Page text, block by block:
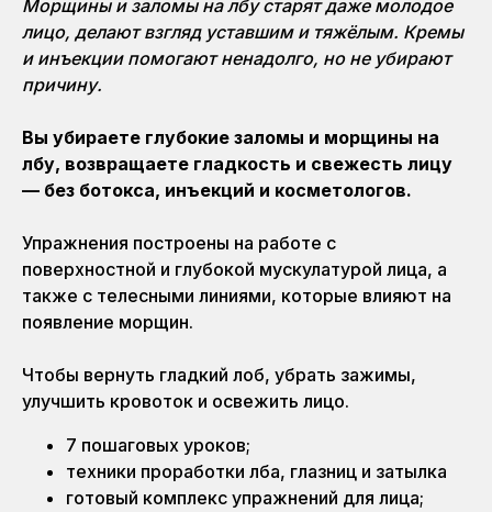
Морщины и заломы на лбу старят даже молодое
лицо, делают взгляд уставшим и тяжёлым. Кремы
и инъекции помогают ненадолго, но не убирают
причину.
Вы убираете глубокие заломы и морщины на
лбу, возвращаете гладкость и свежесть лицу
— без ботокса, инъекций и косметологов.
Упражнения построены на работе с
поверхностной и глубокой мускулатурой лица, а
также с телесными линиями, которые влияют на
появление морщин.
Чтобы вернуть гладкий лоб, убрать зажимы,
улучшить кровоток и освежить лицо.
7 пошаговых уроков;
техники проработки лба, глазниц и затылка
готовый комплекс упражнений для лица;